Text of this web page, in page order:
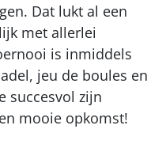
Dat lukt al een
met allerlei
is inmiddels
jeu de boules en
succesvol zijn
mooie opkomst!